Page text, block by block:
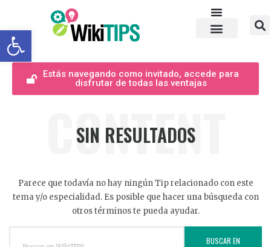
Abrir barra de herramientas
Estás navegando como invitado, accede para
disfrutar de todas las ventajas
CONTENT
SIN RESULTADOS
Parece que todavía no hay ningún Tip relacionado con este
tema y/o especialidad. Es posible que hacer una búsqueda con
otros términos te pueda ayudar.
BUSCAR EN